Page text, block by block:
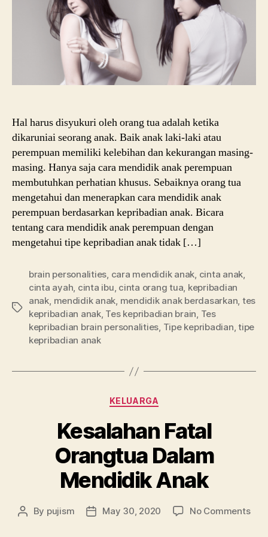
Hal harus disyukuri oleh orang tua adalah ketika
dikaruniai seorang anak. Baik anak laki-laki atau
perempuan memiliki kelebihan dan kekurangan masing-
masing. Hanya saja cara mendidik anak perempuan
membutuhkan perhatian khusus. Sebaiknya orang tua
mengetahui dan menerapkan cara mendidik anak
perempuan berdasarkan kepribadian anak. Bicara
tentang cara mendidik anak perempuan dengan
mengetahui tipe kepribadian anak tidak […]
Tags
brain personalities, cara mendidik anak, cinta anak,
cinta ayah, cinta ibu, cinta orang tua, kepribadian
anak, mendidik anak, mendidik anak berdasarkan, tes
kepribadian anak, Tes kepribadian brain, Tes
kepribadian brain personalities, Tipe kepribadian,tipe
kepribadian anak
Categories
KELUARGA
Kesalahan Fatal
Orangtua Dalam
Mendidik Anak
Post
By pujism
PostMay 30, 2020 No Commentson